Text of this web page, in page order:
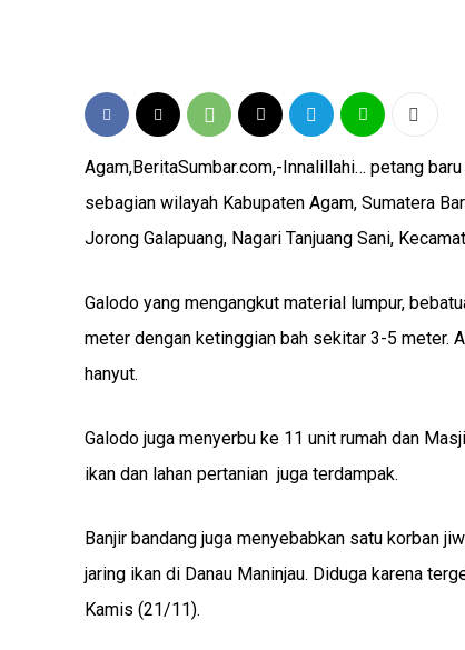
Agam,BeritaSumbar.com,-Innalillahi… petang
sebagian wilayah Kabupaten Agam, Sumatera
Jorong Galapuang, Nagari Tanjuang Sani,
Galodo yang mengangkut material lumpur,
meter dengan ketinggian bah sekitar 3-5 meter.
hanyut.
Galodo juga menyerbu ke 11 unit rumah dan
ikan dan lahan pertanian juga terdampak.
Banjir bandang juga menyebabkan satu korban
jaring ikan di Danau Maninjau. Diduga karena
Kamis (21/11).